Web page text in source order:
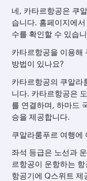
네, 카타르항공은 쿠
습니다. 홈페이지에
수를 확인할 수 있습
카타르항공을 이용해
방법이 있나요?
카타르항공의 쿠알라
니다. 카타르항공은
를 연결하며, 하마드
승을 제공합니다.
쿠알라룸푸르 여행에
좌석 등급은 노선과
르항공이 운항하는
항공기에 Q스위트 제